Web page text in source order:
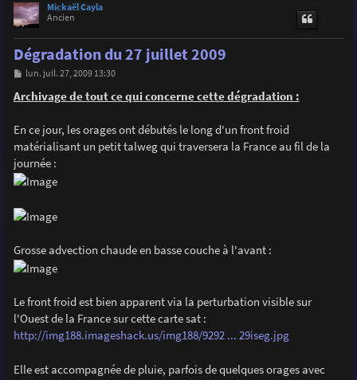
Mickaël Cayla
Ancien
Dégradation du 27 juillet 2009
M
s
s
e
lun. juil. 27, 2009 13:30
Archivage de tout ce qui concerne cette dégradation :
En ce jour, les orages ont débutés le long d'un front froid
matérialisant un petit talweg qui traversera la France au fil de la
journée :
Grosse advection chaude en basse couche à l'avant :
Le front froid est bien apparent via la perturbation visible sur
l'Ouest de la France sur cette carte sat :
http://img188.imageshack.us/img188/9292 ... 29iseg.jpg
Elle est accompagnée de pluie, parfois de quelques orages avec